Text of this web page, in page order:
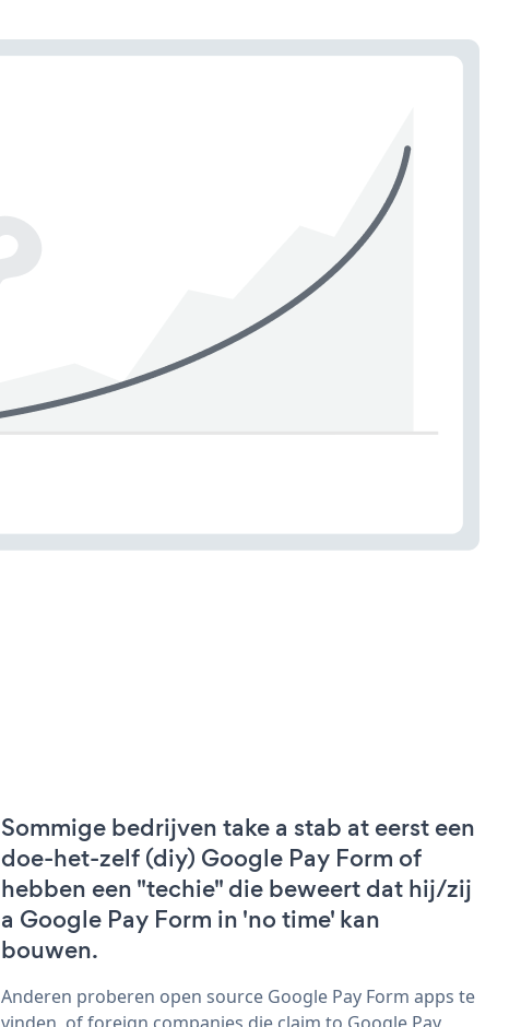
Sommige bedrijven take a stab at eerst een
doe-het-zelf (diy) Google Pay Form of
hebben een "techie" die beweert dat hij/zij
a Google Pay Form in 'no time' kan
bouwen.
Anderen proberen open source Google Pay Form apps te